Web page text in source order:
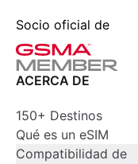
Socio oficial de
ACERCA DE
150+ Destinos
Qué es un eSIM
Compatibilidad de